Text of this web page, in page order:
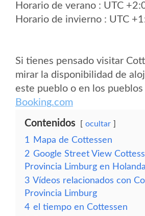
Horario de verano : UTC
Horario de invierno : UTC
Si tienes pensado visitar
mirar la disponibilidad de
este pueblo o en los pueblos
Booking.com
Contenidos ocultar
1
Mapa de Cottessen
2 Google Street View
Provincia Limburg en Holanda
3 Vídeos relacionados con
Provincia Limburg
4 el tiempo en Cottessen